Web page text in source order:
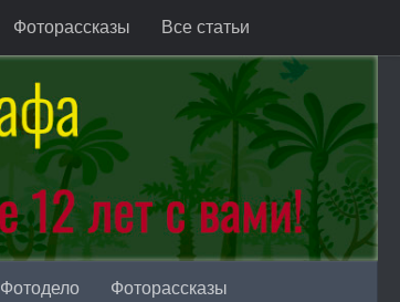
Фоторассказы Все статьи
Фотодело Фоторассказы